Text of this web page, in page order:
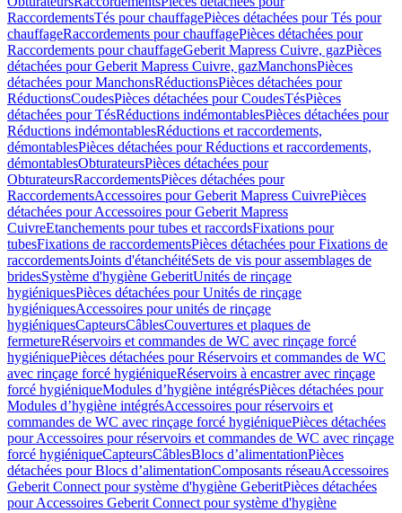
RaccordementsTés pour chauffagePièces détachées pour Tés pour
chauffageRaccordements pour chauffagePièces détachées pour
Raccordements pour chauffageGeberit Mapress Cuivre, gazPièces
détachées pour Geberit Mapress Cuivre, gazManchonsPièces
détachées pour ManchonsRéductionsPièces détachées pour
RéductionsCoudesPièces détachées pour CoudesTésPièces
détachées pour TésRéductions indémontablesPièces détachées pour
Réductions indémontablesRéductions et raccordements,
démontablesPièces détachées pour Réductions et raccordements,
démontablesObturateursPièces détachées pour
ObturateursRaccordementsPièces détachées pour
RaccordementsAccessoires pour Geberit Mapress CuivrePièces
détachées pour Accessoires pour Geberit Mapress
CuivreEtanchements pour tubes et raccordsFixations pour
tubesFixations de raccordementsPièces détachées pour Fixations de
raccordementsJoints d'étanchéitéSets de vis pour assemblages de
bridesSystème d'hygiène GeberitUnités de rinçage
hygiéniquesPièces détachées pour Unités de rinçage
hygiéniquesAccessoires pour unités de rinçage
hygiéniquesCapteursCâblesCouvertures et plaques de
fermetureRéservoirs et commandes de WC avec rinçage forcé
hygiéniquePièces détachées pour Réservoirs et commandes de WC
avec rinçage forcé hygiéniqueRéservoirs à encastrer avec rinçage
forcé hygiéniqueModules d’hygiène intégrésPièces détachées pour
Modules d’hygiène intégrésAccessoires pour réservoirs et
commandes de WC avec rinçage forcé hygiéniquePièces détachées
pour Accessoires pour réservoirs et commandes de WC avec rinçage
forcé hygiéniqueCapteursCâblesBlocs d’alimentationPièces
détachées pour Blocs d’alimentationComposants réseauAccessoires
Geberit Connect pour système d'hygiène GeberitPièces détachées
pour Accessoires Geberit Connect pour système d'hygiène